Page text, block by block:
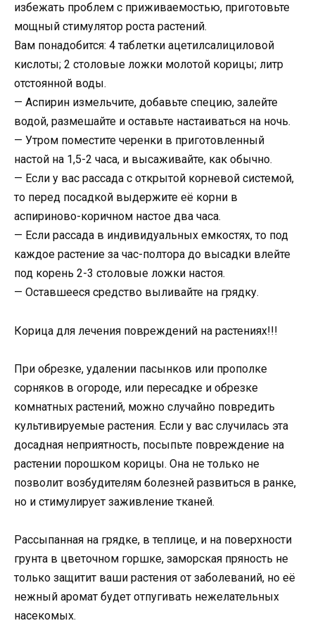
избежать проблем с приживаемостью, приготовьте
мощный стимулятор роста растений.
Вам понадобится: 4 таблетки ацетилсалициловой
кислоты; 2 столовые ложки молотой корицы; литр
отстоянной воды.
— Аспирин измельчите, добавьте специю, залейте
водой, размешайте и оставьте настаиваться на ночь.
— Утром поместите черенки в приготовленный
настой на 1,5-2 часа, и высаживайте, как обычно.
— Если у вас рассада с открытой корневой системой,
то перед посадкой выдержите её корни в
аспириново-коричном настое два часа.
— Если рассада в индивидуальных емкостях, то под
каждое растение за час-полтора до высадки влейте
под корень 2-3 столовые ложки настоя.
— Оставшееся средство выливайте на грядку.
Корица для лечения повреждений на растениях!!!
При обрезке, удалении пасынков или прополке
сорняков в огороде, или пересадке и обрезке
комнатных растений, можно случайно повредить
культивируемые растения. Если у вас случилась эта
досадная неприятность, посыпьте повреждение на
растении порошком корицы. Она не только не
позволит возбудителям болезней развиться в ранке,
но и стимулирует заживление тканей.
Рассыпанная на грядке, в теплице, и на поверхности
грунта в цветочном горшке, заморская пряность не
только защитит ваши растения от заболеваний, но её
нежный аромат будет отпугивать нежелательных
насекомых.